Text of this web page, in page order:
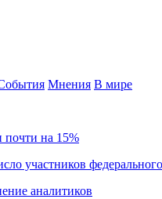
Мнения В мире
почти на 15%
участников
аналитиков